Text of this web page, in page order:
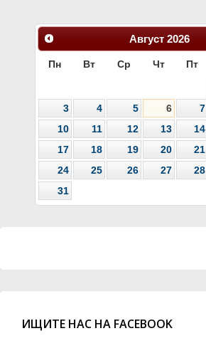
Август 2026
Пн Вт Ср Чт Пт
3
4 5 6 7
10
11 12 13 14
17
18 19 20 21
24
25 26 27 28
31
ИЩИТЕ НАС НА FACEBOOK